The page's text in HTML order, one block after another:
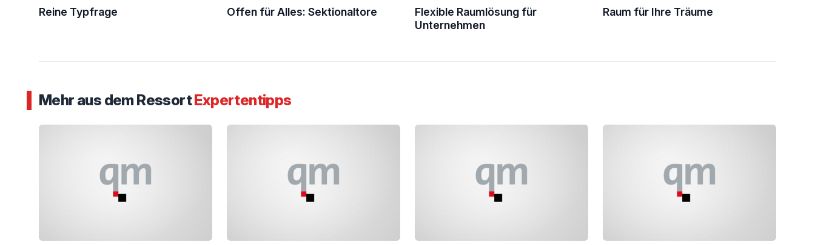
Reine Typfrage Offen für Alles: Sektionaltore
Flexible Raumlösung für
Unternehmen
Raum für Ihre Träume
Mehr aus dem RessortExpertentipps